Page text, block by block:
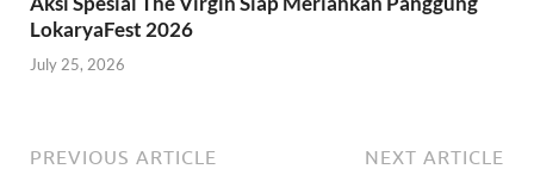
LokaryaFest 2026
July 25, 2026
PREVIOUS ARTICLE NEXT ARTICLE